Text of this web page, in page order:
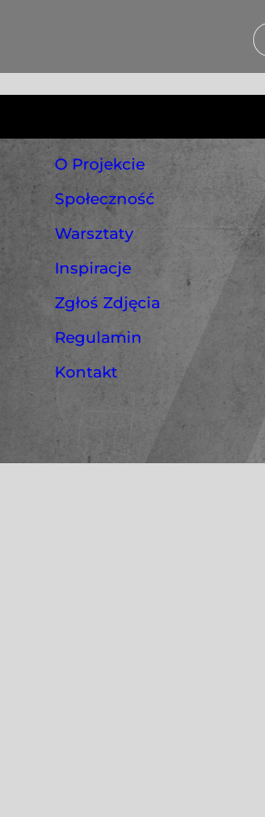
O Projekcie
Społeczność
Warsztaty
Inspiracje
Zgłoś Zdjęcia
Regulamin
Kontakt